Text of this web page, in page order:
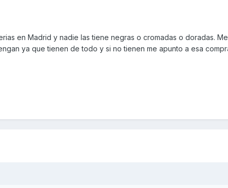
en Madrid y nadie las tiene negras o cromadas o doradas.
ya que tienen de todo y si no tienen me apunto a esa